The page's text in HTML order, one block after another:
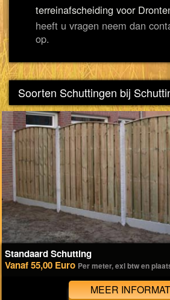
terreinafscheiding voor
heeft u vragen neem dan
op.
Soorten Schuttingen bij
Standaard Schutting
Vanaf 55,00 Euro Per meter, exl btw en
MEER